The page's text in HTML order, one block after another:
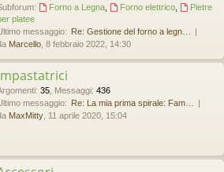
Forno a Legna, Forno elettrico,
Pietre
platee
messaggio:
Re: Gestione del forno a legn…
Marcello , 8 febbraio 2022, 14:30
: 35 Messaggi: 436
messaggio:
Re: La mia prima spirale: Fam…
MaxMitty , 11 aprile 2020, 15:04